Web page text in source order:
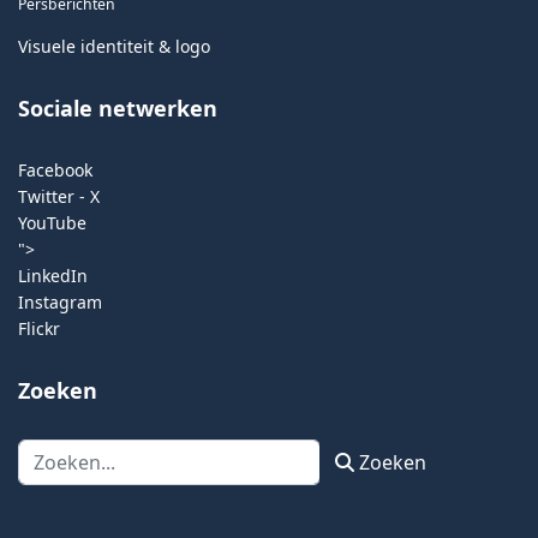
Persberichten
Visuele identiteit & logo
Sociale netwerken
Facebook
Twitter - X
YouTube
">
LinkedIn
Instagram
Flickr
Zoeken
Zoeken Zoeken